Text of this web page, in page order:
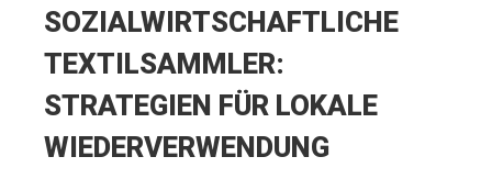
SOZIALWIRTSCHAFTLICHE
TEXTILSAMMLER:
STRATEGIEN FÜR LOKALE
WIEDERVERWENDUNG